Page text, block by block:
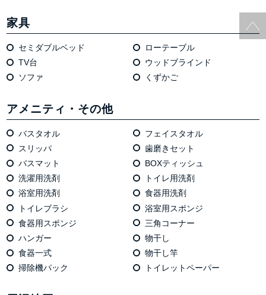
家具
セミダブルベッド
ローテーブル
TV台
ウッドブラインド
ソファ
くずかご
アメニティ・その他
バスタオル
フェイスタオル
スリッパ
歯磨きセット
バスマット
BOXティッシュ
洗濯用洗剤
トイレ用洗剤
浴室用洗剤
食器用洗剤
トイレブラシ
浴室用スポンジ
食器用スポンジ
三角コーナー
ハンガー
物干し
食器一式
物干し竿
掃除機パック
トイレットペーパー